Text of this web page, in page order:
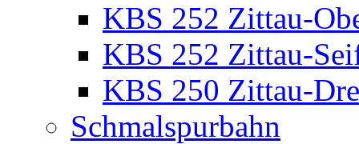
KBS 252 Zittau-
KBS 252 Zittau-
KBS 250 Zittau-
Schmalspurbahn